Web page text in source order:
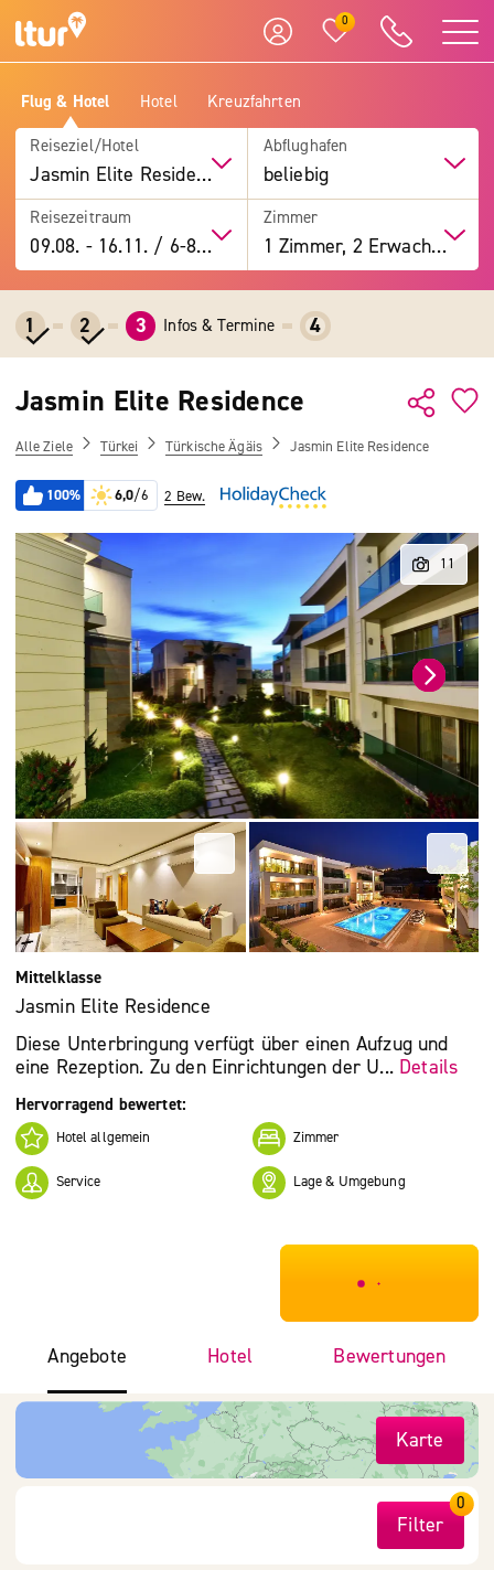
0
Flug & Hotel Hotel Kreuzfahrten
Reiseziel/Hotel
Jasmin Elite Residence
Abflughafen
beliebig
Reisezeitraum
09.08. -16.11. / 6-8 Tage
Zimmer
1 Zimmer, 2 Erwachsene
1 2 3 Infos & Termine 4
Jasmin Elite Residence
Alle Ziele Türkei Türkische Ägäis Jasmin Elite Residence
100% 6,0/6 2 Bew.
Mittelklasse
Jasmin Elite Residence
Diese Unterbringung verfügt über einen Aufzug und
eine Rezeption. Zu den Einrichtungen der U... Details
Hervorragend bewertet:
Hotel allgemein Zimmer
Service Lage & Umgebung
***************
Angebote Hotel Bewertungen
Karte
Filter
0